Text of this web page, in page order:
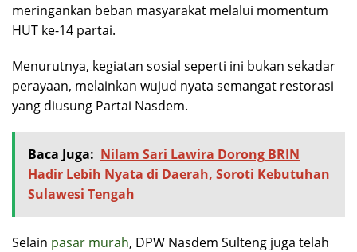
meringankan beban masyarakat melalui momentum
HUT ke-14 partai.
Menurutnya, kegiatan sosial seperti ini bukan sekadar
perayaan, melainkan wujud nyata semangat restorasi
yang diusung Partai Nasdem.
Baca Juga: Nilam Sari Lawira Dorong BRIN
Hadir Lebih Nyata di Daerah, Soroti Kebutuhan
Sulawesi Tengah
Selain pasar murah, DPW Nasdem Sulteng juga telah